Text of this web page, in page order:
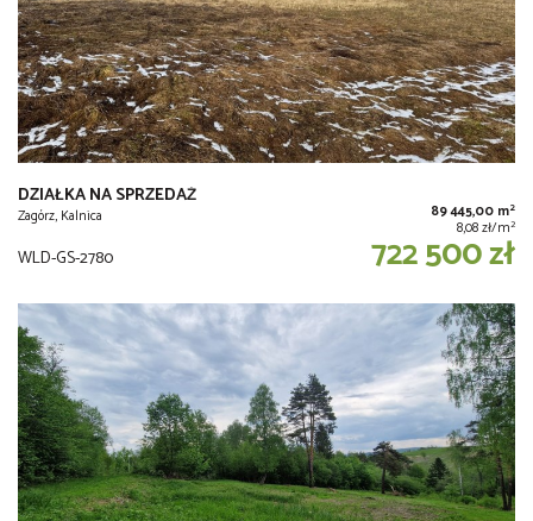
DZIAŁKA NA SPRZEDAŻ
Zagórz, Kalnica 89 445,00 m2
8,08 zł/m2
WLD-GS-2780 722 500 zł